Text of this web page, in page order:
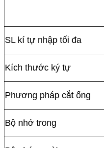
SL kí tự nhập tối đa
Kích thước ký tự
Phương pháp cắt ống
Bộ nhớ trong